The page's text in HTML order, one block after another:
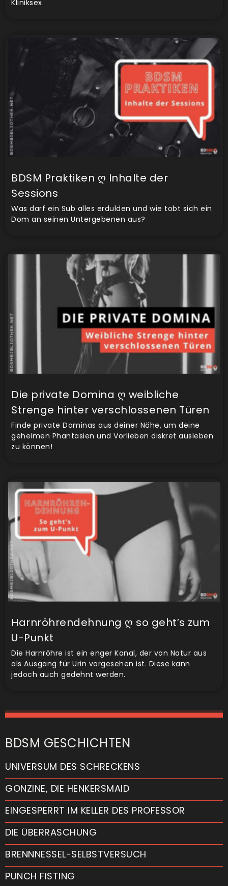
Kliniksex.
BDSM Praktiken ღ Inhalte der
Sessions
Was darf ein Sub alles erdulden und wie tobt sich ein
Dom an seinen Untergebenen aus?
Die private Domina ღ weibliche
Strenge hinter verschlossenen Türen
Finde private Dominas aus deiner Nähe, um deine
geheimen Phantasien und Vorlieben diskret ausleben
zu können!
Harnröhrendehnung ღ so geht’s zum
U-Punkt
Die Harnröhre ist ein enger Kanal, der von Natur aus
als Ausgang für Urin vorgesehen ist. Diese kann
jedoch auch gedehnt werden.
BDSM GESCHICHTEN
UNIVERSUM DES SCHRECKENS
GONZINE, DIE HENKERSMAID
EINGESPERRT IM KELLER DES PROFESSOR
DIE ÜBERRASCHUNG
BRENNNESSEL-SELBSTVERSUCH
PUNCH FISTING